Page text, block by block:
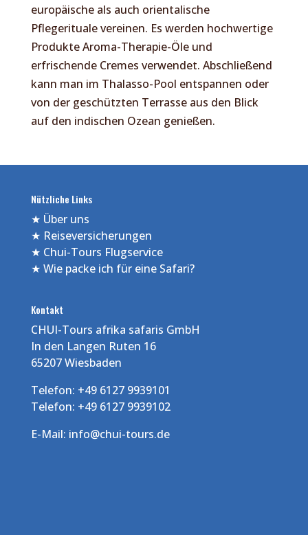
europäische als auch orientalische
Pflegerituale vereinen. Es werden hochwertige
Produkte Aroma-Therapie-Öle und
erfrischende Cremes verwendet. Abschließend
kann man im Thalasso-Pool entspannen oder
von der geschützten Terrasse aus den Blick
auf den indischen Ozean genießen.
Nützliche Links
★ Über uns
★ Reiseversicherungen
★ Chui-Tours Flugservice
★ Wie packe ich für eine Safari?
Kontakt
CHUI-Tours afrika safaris GmbH
In den Langen Ruten 16
65207 Wiesbaden
Telefon: +49 6127 9939101
Telefon: +49 6127 9939102
E-Mail: info@chui-tours.de